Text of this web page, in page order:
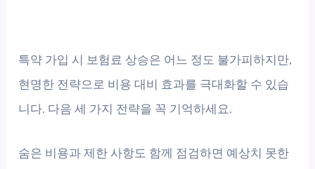
특약 가입 시 보험료 상승은 어느 정도 불가피하지만,
현명한 전략으로 비용 대비 효과를 극대화할 수 있습
니다. 다음 세 가지 전략을 꼭 기억하세요.
숨은 비용과 제한 사항도 함께 점검하면 예상치 못한